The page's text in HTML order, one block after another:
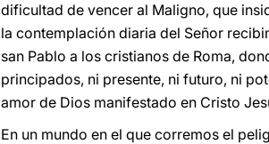
dificultad de vencer al Maligno, que
la contemplación diaria del Señor
san Pablo a los cristianos de Roma,
principados, ni presente, ni futuro, ni
amor de Dios manifestado en Cristo
En un mundo en el que corremos el